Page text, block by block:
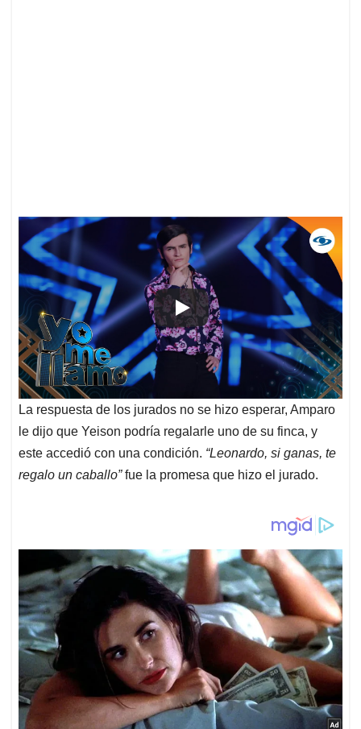
La respuesta de los jurados no se hizo esperar, Amparo
le dijo que Yeison podría regalarle uno de su finca, y
este accedió con una condición. “Leonardo, si ganas, te
regalo un caballo”fue la promesa que hizo el jurado.